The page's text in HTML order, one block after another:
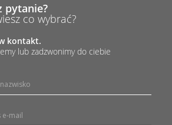
pytanie?
co wybrać?
kontakt.
lub zadzwonimy do ciebie